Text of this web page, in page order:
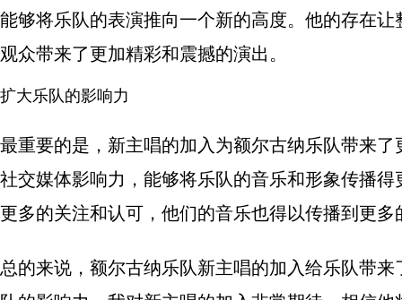
能够将乐队的表演推向一个新的高度。他的存在
观众带来了更加精彩和震撼的演出。
扩大乐队的影响力
最重要的是，新主唱的加入为额尔古纳乐队带来
社交媒体影响力，能够将乐队的音乐和形象传播
更多的关注和认可，他们的音乐也得以传播到更多
总的来说，额尔古纳乐队新主唱的加入给乐队带